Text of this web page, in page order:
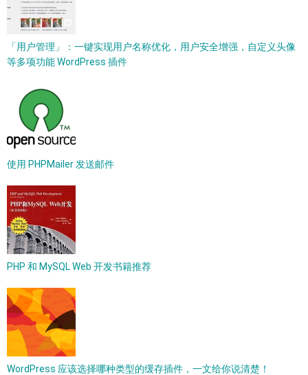
「用户管理」：一键实现用户名称优化，用户安全增强，自定义头像
等多项功能 WordPress 插件
使用 PHPMailer 发送邮件
PHP 和 MySQL Web 开发书籍推荐
WordPress 应该选择哪种类型的缓存插件，一文给你说清楚！